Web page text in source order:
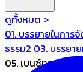
ดูทั้งหมด >
01. บรรยายในการ
ธรรม2 03. บรรยา
05. เบนซ์ทองหล่อ